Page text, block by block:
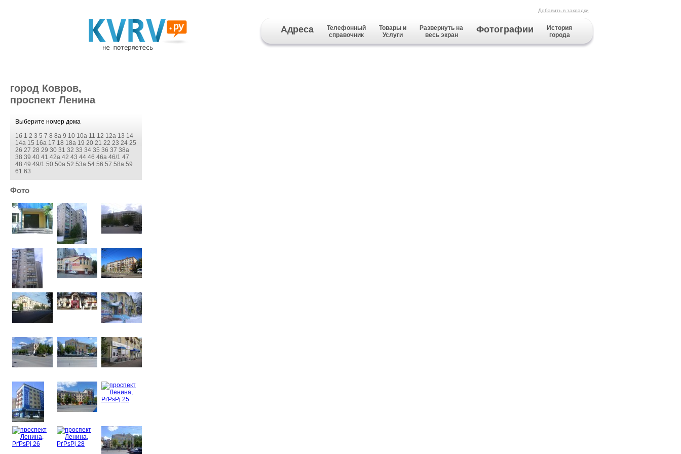
Добавить в закладки
Адреса
Телефонный
справочник
Товары и
Услуги
Развернуть на
весь экран
Фотографии
История
города
город Ковров,
проспект Ленина
Выберите номер дома
1б 1 2 3 5 7 8 8а 9 10 10а 11 12 12а 13 14
14а 15 16а 17 18 18а 19 20 21 22 23 24 25
26 27 28 29 30 31 32 33 34 35 36 37 38а
38 39 40 41 42а 42 43 44 46 46а 46/1 47
48 49 49/1 50 50а 52 53а 54 56 57 58а 59
61 63
Фото